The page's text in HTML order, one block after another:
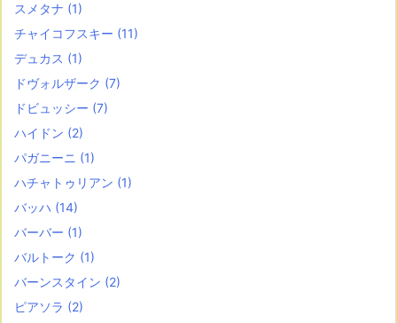
スメタナ (1)
チャイコフスキー (11)
デュカス (1)
ドヴォルザーク (7)
ドビュッシー (7)
ハイドン (2)
パガニーニ (1)
ハチャトゥリアン (1)
バッハ (14)
バーバー (1)
バルトーク (1)
バーンスタイン (2)
ピアソラ (2)